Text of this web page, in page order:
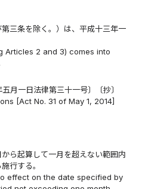
三条を除く。）は、平成十三年一
Articles 2 and 3) comes into
一日法律第三十一号〕〔抄〕
[Act No. 31 of May 1, 2014]
ら起算して一月を超えない範囲内
行する。
effect on the date specified by